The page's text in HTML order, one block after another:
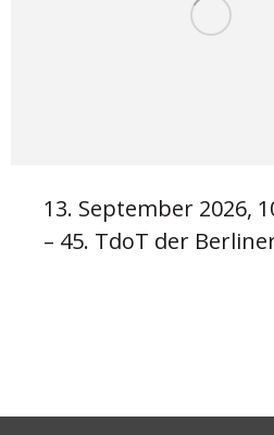
13. September 2026,
– 45. TdoT der